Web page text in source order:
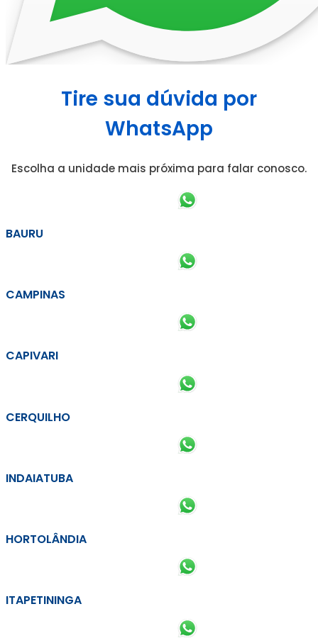
Tire sua dúvida por
WhatsApp
Escolha a unidade mais próxima para falar conosco.
BAURU
CAMPINAS
CAPIVARI
CERQUILHO
INDAIATUBA
HORTOLÂNDIA
ITAPETININGA